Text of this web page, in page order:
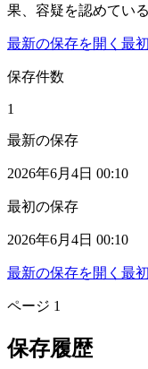
果、容疑を認めてい
最新の保存を開く 最
保存件数
1
最新の保存
2026年6月4日 00:10
最初の保存
2026年6月4日 00:10
最新の保存を開く 最
ページ 1
保存履歴